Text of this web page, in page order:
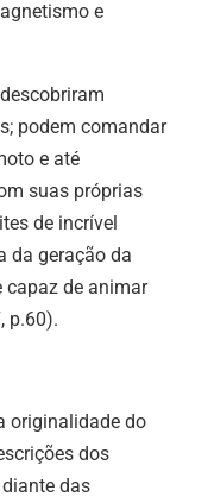
e
podem comandar
e até
suas próprias
de incrível
da geração da
capaz de animar
p.60).
originalidade do
dos
das